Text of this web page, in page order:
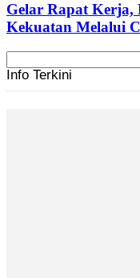
Gelar Rapat
Kekuatan Melalui
Info Terkini